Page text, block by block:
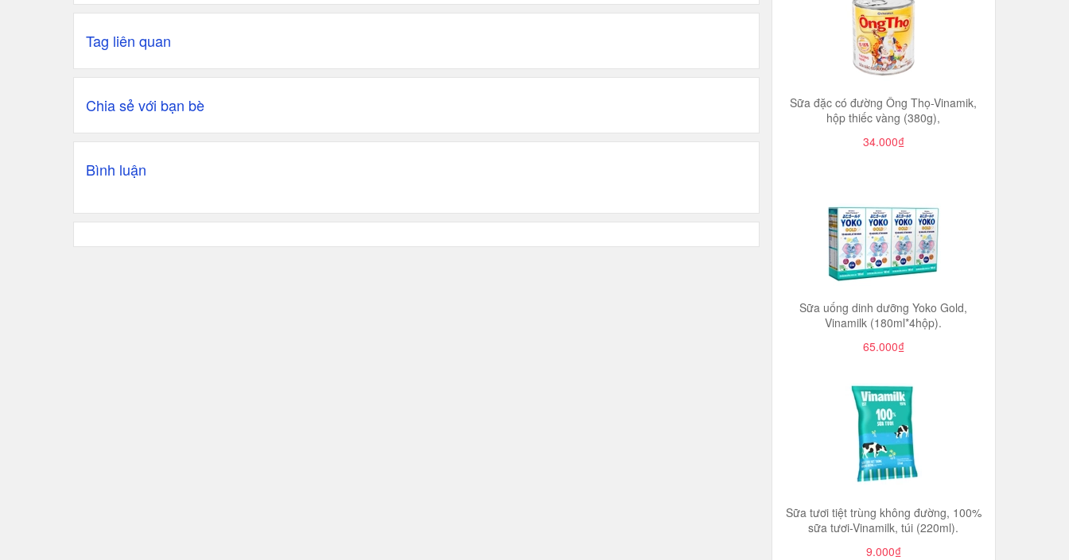
Tag liên quan
Chia sẻ với bạn bè
Bình luận
Sữa đặc có đường Ông Thọ-Vinamik,
hộp thiếc vàng (380g),
34.000₫
Sữa uống dinh dưỡng Yoko Gold,
Vinamilk (180ml*4hộp).
65.000₫
Sữa tươi tiệt trùng không đường, 100%
sữa tươi-Vinamilk, túi (220ml).
9.000₫